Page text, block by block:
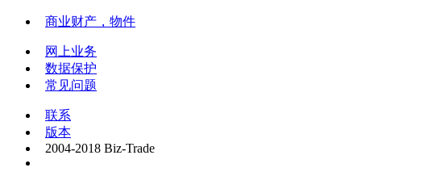
商业财产，物件
网上业务
数据保护
常见问题
联系
版本
2004-2018 Biz-Trade